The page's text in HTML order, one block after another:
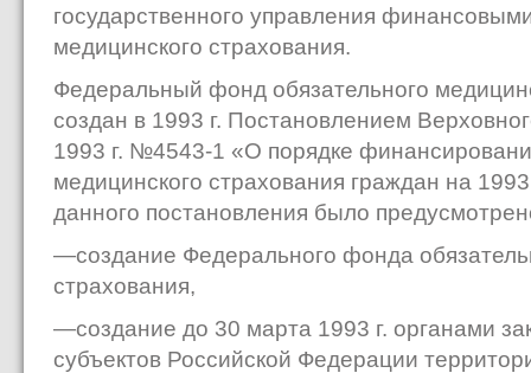
государственного управления
медицинского страхования.
Федеральный фонд обязательного
создан в 1993 г. Постановлением
1993 г. №4543-1 «О порядке
медицинского страхования граждан на
данного постановления было
—создание Федерального фонда
страхования,
—создание до 30 марта 1993 г. органами
субъектов Российской Федерации